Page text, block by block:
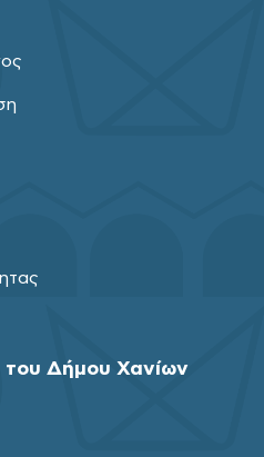
του Δήμου Χανίων